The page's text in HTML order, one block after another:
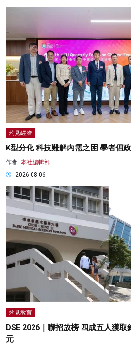
灼見經濟
K型分化 科技難解內需之困 學者倡
作者: 本社編輯部
2026-08-06
灼見教育
DSE 2026｜聯招放榜 四成五人獲
元